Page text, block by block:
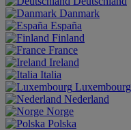
Danmark
España
Finland
France
Ireland
Italia
Luxembourg
Nederland
Norge
Polska